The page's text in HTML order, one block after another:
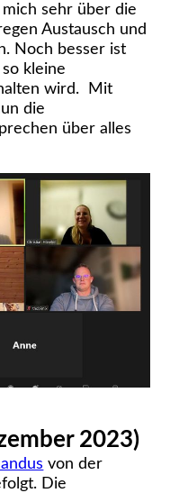
sehr über die
Austausch und
Noch besser ist
kleine
wird. Mit
die
über alles
2023)
von der
Die